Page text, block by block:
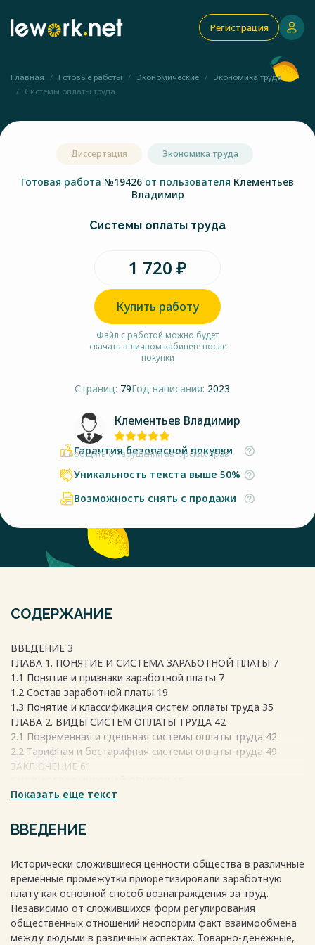
Регистрация
Главная Готовые работы Экономические
Экономика труда
Системы оплаты труда
Диссертация Экономика труда
Готовая работа №19426 от пользователя Клементьев
Владимир
Системы оплаты труда
1 720 ₽
Купить работу
Файл с работой можно будет
скачать в личном кабинете после
покупки
Страниц: 79Год написания: 2023
Клементьев Владимир
Сообщить о нарушении авторских прав
Гарантия безопасной покупки
Уникальность текста выше 50%
Возможность снять с продажи
СОДЕРЖАНИЕ
ВВЕДЕНИЕ 3
ГЛАВА 1. ПОНЯТИЕ И СИСТЕМА ЗАРАБОТНОЙ ПЛАТЫ 7
1.1 Понятие и признаки заработной платы 7
1.2 Состав заработной платы 19
1.3 Понятие и классификация систем оплаты труда 35
ГЛАВА 2. ВИДЫ СИСТЕМ ОПЛАТЫ ТРУДА 42
2.1 Повременная и сдельная системы оплаты труда 42
2.2 Тарифная и бестарифная системы оплаты труда 49
ЗАКЛЮЧЕНИЕ 61
Весь текст будет доступен
Показать еще текст
ВВЕДЕНИЕ
Исторически сложившиеся ценности общества в различные
временные промежутки приоретизировали заработную
плату как основной способ вознаграждения за труд.
Независимо от сложившихся форм регулирования
общественных отношений неоспорим факт взаимообмена
между людьми в различных аспектах. Товарно-денежные,